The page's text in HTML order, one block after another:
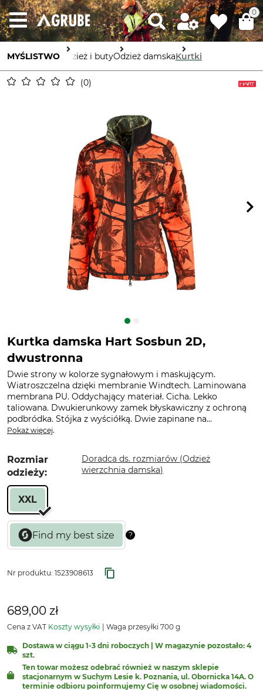
0
MYŚLISTWO Odzież i butyOdzież damskaKurtki
0
Kurtka damska Hart Sosbun 2D,
dwustronna
Dwie strony w kolorze sygnałowym i maskującym.
Wiatroszczelna dzięki membranie Windtech. Laminowana
membrana PU. Oddychający materiał. Cicha. Lekko
taliowana. Dwukierunkowy zamek błyskawiczny z ochroną
podbródka. Stójka z wyściółką. Dwie zapinane na...
Pokaż więcej.
Rozmiar
odzieży:
Doradca ds. rozmiarów (Odzież
wierzchnia damska)
XXL
Nr produktu: 1523908613
689,00 zł
Cena z VAT Koszty wysyłki Waga przesyłki 700 g
Dostawa w ciągu 1-3 dni roboczych | W magazynie pozostało: 4
szt.
Ten towar możesz odebrać również w naszym sklepie
stacjonarnym w Suchym Lesie k. Poznania, ul. Obornicka 14A. O
terminie odbioru poinformujemy Cię w osobnej wiadomości.